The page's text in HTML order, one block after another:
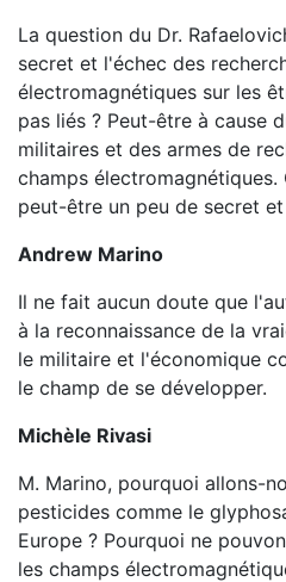
La question du Dr.
secret et l'échec des
électromagnétiques sur les
pas liés ? Peut-être à cause
militaires et des armes de
champs
peut-être un peu de secret
Andrew Marino
Il ne fait aucun doute que
à la reconnaissance de la
le militaire et l'économique
le champ de se développer.
Michèle Rivasi
M. Marino, pourquoi allons-
pesticides comme le
Europe ? Pourquoi ne
les champs